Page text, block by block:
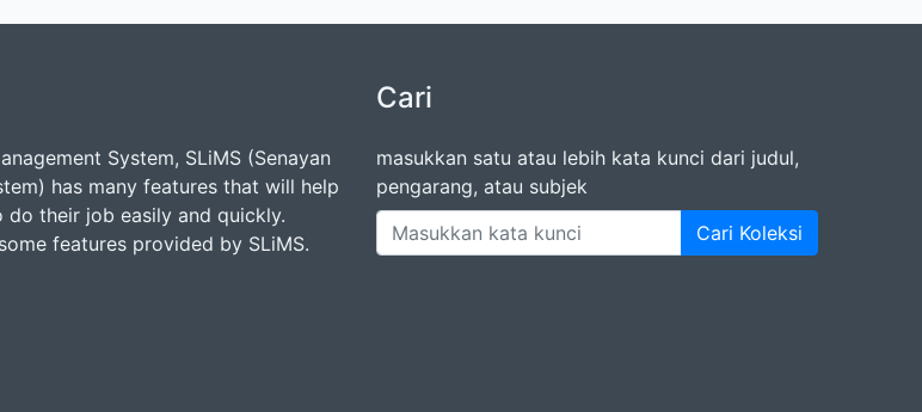
System, SLiMS (Senayan
has many features that will help
do their job easily and quickly.
features provided by SLiMS.
Cari
masukkan satu atau lebih kata kunci dari judul,
pengarang, atau subjek
Cari Koleksi